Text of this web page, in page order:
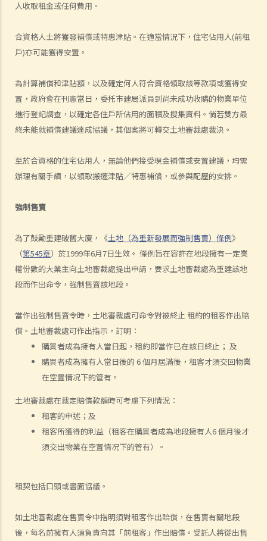
人收取租金或任何費用。
合資格人士將獲發補償或特惠津貼。在適當情況下，住宅佔用人(前租
戶)亦可能獲得安置。
為計算補償和津貼額，以及確定何人符合資格領取該等款項或獲得安
置，政府會在刊憲當日，委托市建局派員到尚未成功收購的物業單位
進行登記調查，以確定各住戶所佔用的面積及搜集資料。倘若雙方最
終未能就補償建議達成協議，其個案將可轉交土地審裁處裁決。
至於合資格的住宅佔用人，無論他們接受現金補償或安置建議，均需
辦理有關手續，以領取搬遷津貼╱特惠補償，或參與配屋的安排。
強制售賣
為了鼓勵重建破舊大廈，《土地（為重新發展而強制售賣）條例》
（第545章）於1999年6月7日生效。 條例旨在容許在地段擁有一定業
權份數的大業主向土地審裁處提出申請，要求土地審裁處為重建該地
段而作出命令，強制售賣該地段。
當作出強制售賣令時，土地審裁處可命令對被終止 租約的租客作出賠
償。土地審裁處可作出指示，訂明：
購買者成為擁有人當日起，租約即當作已在該日終止； 及
購買者成為擁有人當日後的 6 個月屆滿後，租客才須交回物業
在空置情况下的管有。
土地審裁處在裁定賠償款額時可考慮下列情況：
租客的申述；及
租客所獲得的利益（租客在購買者成為地段擁有人6 個月後才
須交出物業在空置情况下的管有）。
租契包括口頭或書面協議。
如土地審裁處在售賣令中指明須對租客作出賠償，在售賣有關地段
後，每名前擁有人須負責向其「前租客」作出賠償。受託人將從出售
a) 概述
1月1日繳交整個月的租金嗎？如要的話，業主要在之後要向租客退回1
月16日至31日期間的租金嗎？
d) 繳付租金
1. 如果業主沒有履行其維修責任， 租客可否扣起一部份租金？
換新的水龍頭。我可否少交 $500 租金？
f) 租金調整
追討欠租及收樓
1. 我的租客已經欠租兩個月，我怎樣才可以追討欠租及收回物業？
2. 我的租客已經欠租好幾個月。我可否不訴諸法庭而破門入屋、丟掉租
客的物品及轉換門鎖，以收回物業？
金。 他/她可以這樣做嗎？這是在追討欠租/沒收租賃權的案件中有效的
辯護理由嗎？
4. 有關執達事務
判決摘要1：租客繳交租金的責任獨立於租約中業主一方的承諾或責任
(Charmway Development Ltd 訴 Long China Engineering Ltd)
判決摘要2：租客未按時支付租金或其他應付款項之利息條款是可執行
的 (Luvpa Ltd 訴 Honor City HK Pharmacy Ltd)
使用或佔用出租物業的一般守則
1. 為何必須確定物業的主要用途，例如「住宅」或「非住宅」用途，以
2.我的租客把租給他的住宅物業用作商業用途（用作辦公室）。此等行
進行刑事性的活動，我可能會面對甚麼問題？
3. 我租住一個大廈單位，鄰居每在深夜時分大唱卡啦OK，擾人清夢。我